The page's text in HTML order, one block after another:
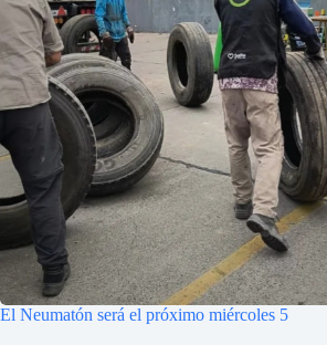
El Neumatón será el próximo miércoles 5